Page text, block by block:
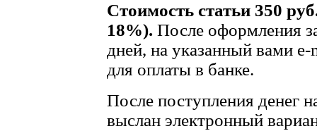
Стоимость статьи 350
18%). После оформления
дней, на указанный вами
для оплаты в банке.
После поступления денег
выслан электронный